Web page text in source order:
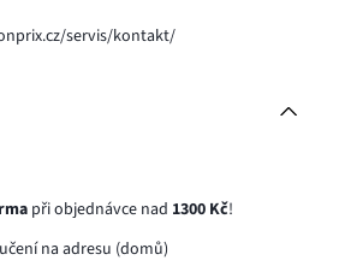
servis/kontakt/
při objednávce nad 1300 Kč!
na adresu (domů)